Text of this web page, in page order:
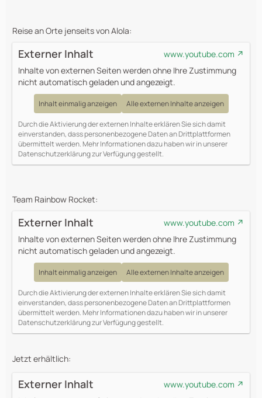
Reise an Orte jenseits von Alola:
Externer Inhalt
www.youtube.com
Inhalte von externen Seiten werden ohne Ihre Zustimmung
nicht automatisch geladen und angezeigt.
Inhalt einmalig anzeigen Alle externen Inhalte anzeigen
Durch die Aktivierung der externen Inhalte erklären Sie sich damit
einverstanden, dass personenbezogene Daten an Drittplattformen
übermittelt werden. Mehr Informationen dazu haben wir in unserer
Datenschutzerklärung zur Verfügung gestellt.
Team Rainbow Rocket:
Externer Inhalt
www.youtube.com
Inhalte von externen Seiten werden ohne Ihre Zustimmung
nicht automatisch geladen und angezeigt.
Inhalt einmalig anzeigen Alle externen Inhalte anzeigen
Durch die Aktivierung der externen Inhalte erklären Sie sich damit
einverstanden, dass personenbezogene Daten an Drittplattformen
übermittelt werden. Mehr Informationen dazu haben wir in unserer
Datenschutzerklärung zur Verfügung gestellt.
Jetzt erhältlich:
Externer Inhalt
www.youtube.com